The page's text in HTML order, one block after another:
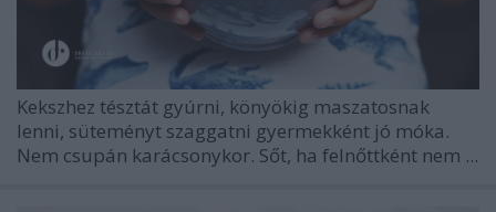
Kekszhez tésztát gyúrni, könyökig maszatosnak
lenni, süteményt szaggatni gyermekként jó móka.
Nem csupán karácsonykor. Sőt, ha felnőttként nem ...